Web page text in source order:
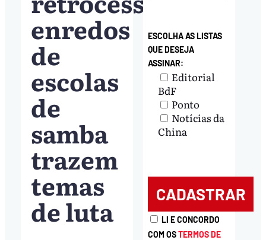
enredos
de
escolas
de
samba
trazem
temas
de luta
ESCOLHA AS LISTAS
QUE DESEJA
ASSINAR:
Editorial
BdF
Ponto
Notícias da
China
LI E CONCORDO
COM OSTERMOS DE